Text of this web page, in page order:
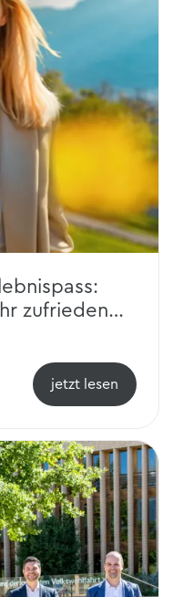
zufriedene
jetzt lesen